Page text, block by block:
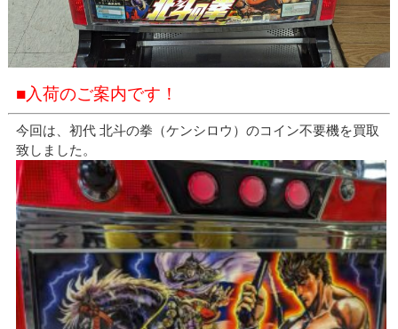
■入荷のご案内です！
今回は、初代 北斗の拳（ケンシロウ）のコイン不要機を買取
致しました。